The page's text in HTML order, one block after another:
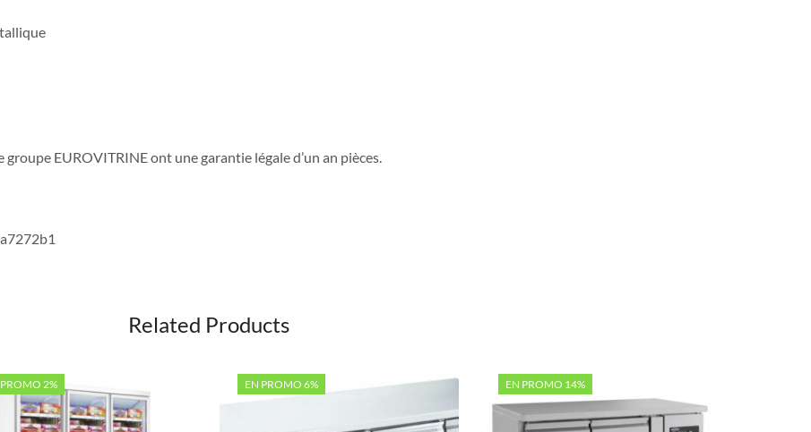
EUROVITRINE ont une garantie légale d’un an pièces.
Related Products
2% EN PROMO 6% EN PROMO 14%